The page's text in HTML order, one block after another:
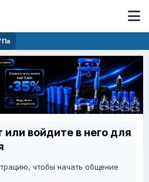
или войдите в него для
чтобы начать общение